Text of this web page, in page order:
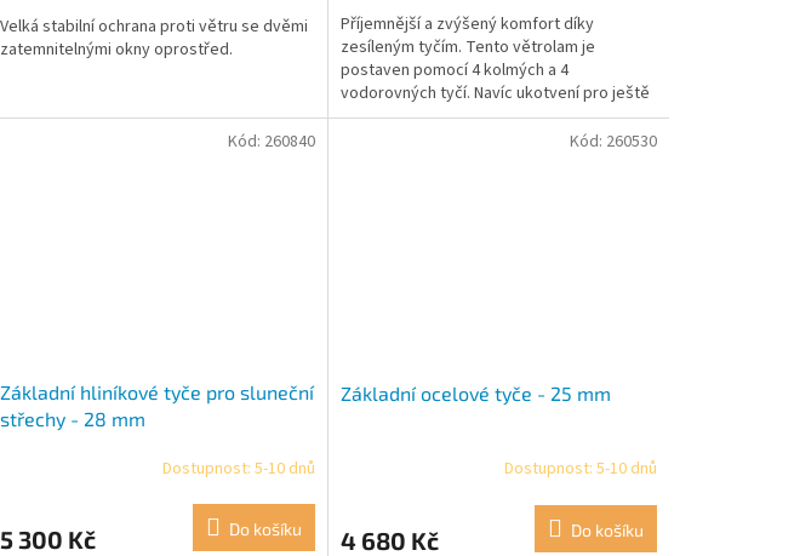
Velká stabilní ochrana proti větru se dvěmi
zatemnitelnými okny oprostřed.
Příjemnější a zvýšený komfort díky
zesíleným tyčím. Tento větrolam je
postaven pomocí 4 kolmých a 4
vodorovných tyčí. Navíc ukotvení pro ještě
lepší stabilitu. Větrolam Ventana...
Základní hliníkové tyče pro sluneční
střechy - 28 mm
Dostupnost: 5-10 dnů
5 300 Kč Do košíku
Kód: 260840
Základní ocelové tyče - 25 mm
Dostupnost: 5-10 dnů
4 680 Kč Do košíku
Kód: 260530